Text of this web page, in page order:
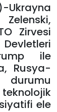
Zirvesi
ile
Rusya-
ele